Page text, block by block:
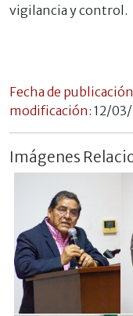
vigilancia y control.
Fecha de
modificación: 12/03/
Imágenes